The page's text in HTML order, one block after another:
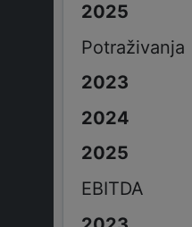
Potraživanja
EBITDA